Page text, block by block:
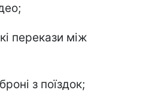
перекази між
з поїздок;